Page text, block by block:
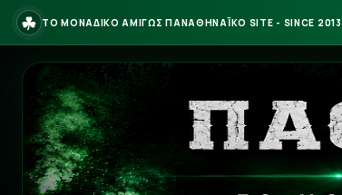
☘ ΤΟ ΜΟΝΑΔΙΚΟ ΑΜΙΓΩΣ ΠΑΝΑΘΗΝΑΪΚΟ SITE - SINCE 2013